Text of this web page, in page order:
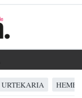
URTEKARIA